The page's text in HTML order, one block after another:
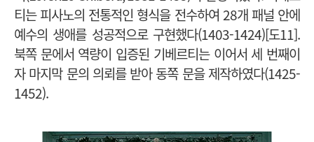
티는 피사노의 전통적인 형식을 전수하여 28개 패널 안에
예수의 생애를 성공적으로 구현했다(1403-1424)[도11].
북쪽 문에서 역량이 입증된 기베르티는 이어서 세 번째이
자 마지막 문의 의뢰를 받아 동쪽 문을 제작하였다(1425-
1452).